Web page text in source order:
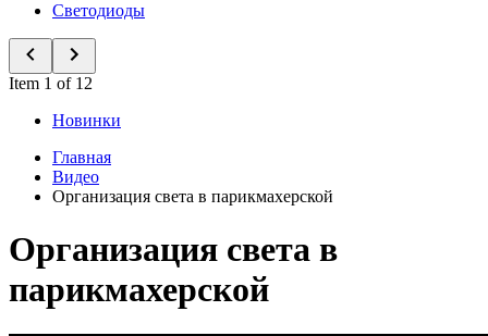
Светодиоды
Item 1 of 12
Новинки
Главная
Видео
Организация света в парикмахерской
Организация света в
парикмахерской